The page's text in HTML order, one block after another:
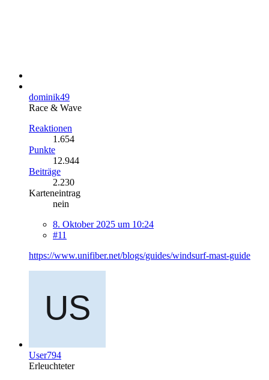
dominik49
Race & Wave
Reaktionen
1.654
Punkte
12.944
Beiträge
2.230
Karteneintrag
nein
8. Oktober 2025 um 10:24
#11
https://www.unifiber.net/blogs/guides/windsurf-mast-guide
User794
Erleuchteter